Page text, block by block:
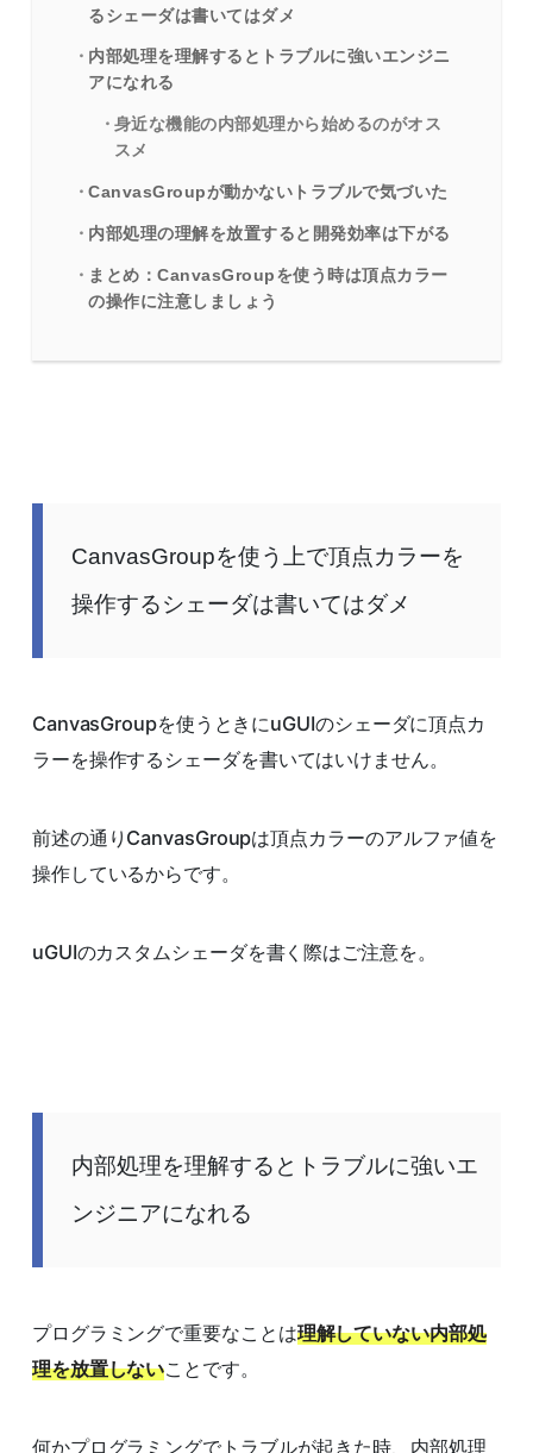
るシェーダは書いてはダメ
内部処理を理解するとトラブルに強いエンジニ
アになれる
身近な機能の内部処理から始めるのがオス
スメ
CanvasGroupが動かないトラブルで気づいた
内部処理の理解を放置すると開発効率は下がる
まとめ：CanvasGroupを使う時は頂点カラー
の操作に注意しましょう
CanvasGroupを使う上で頂点カラーを
操作するシェーダは書いてはダメ
CanvasGroupを使うときにuGUIのシェーダに頂点カ
ラーを操作するシェーダを書いてはいけません。
前述の通りCanvasGroupは頂点カラーのアルファ値を
操作しているからです。
uGUIのカスタムシェーダを書く際はご注意を。
内部処理を理解するとトラブルに強いエ
ンジニアになれる
プログラミングで重要なことは理解していない内部処
理を放置しないことです。
何かプログラミングでトラブルが起きた時、内部処理